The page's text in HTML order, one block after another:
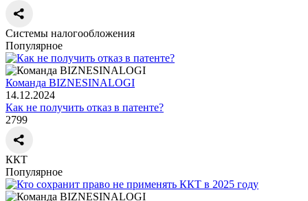
Системы налогообложения
Популярное
Команда BIZNESINALOGI
14.12.2024
Как не получить отказ в патенте?
2799
ККТ
Популярное